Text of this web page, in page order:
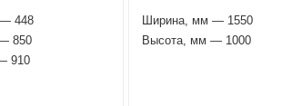
448
850
910
Ширина, мм — 1550
Высота, мм — 1000